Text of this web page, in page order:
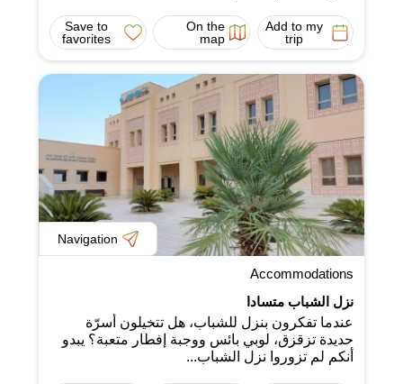
Add to my
trip
On the
map
Save to
favorites
Navigation
Accommodations
نزل الشباب متسادا
عندما تفكرون بنزل للشباب، هل تتخيلون أسرّة
حديدة تزقزق، لوبي بائس ووجبة إفطار متعبة؟ يبدو
أنكم لم تزوروا نزل الشباب...